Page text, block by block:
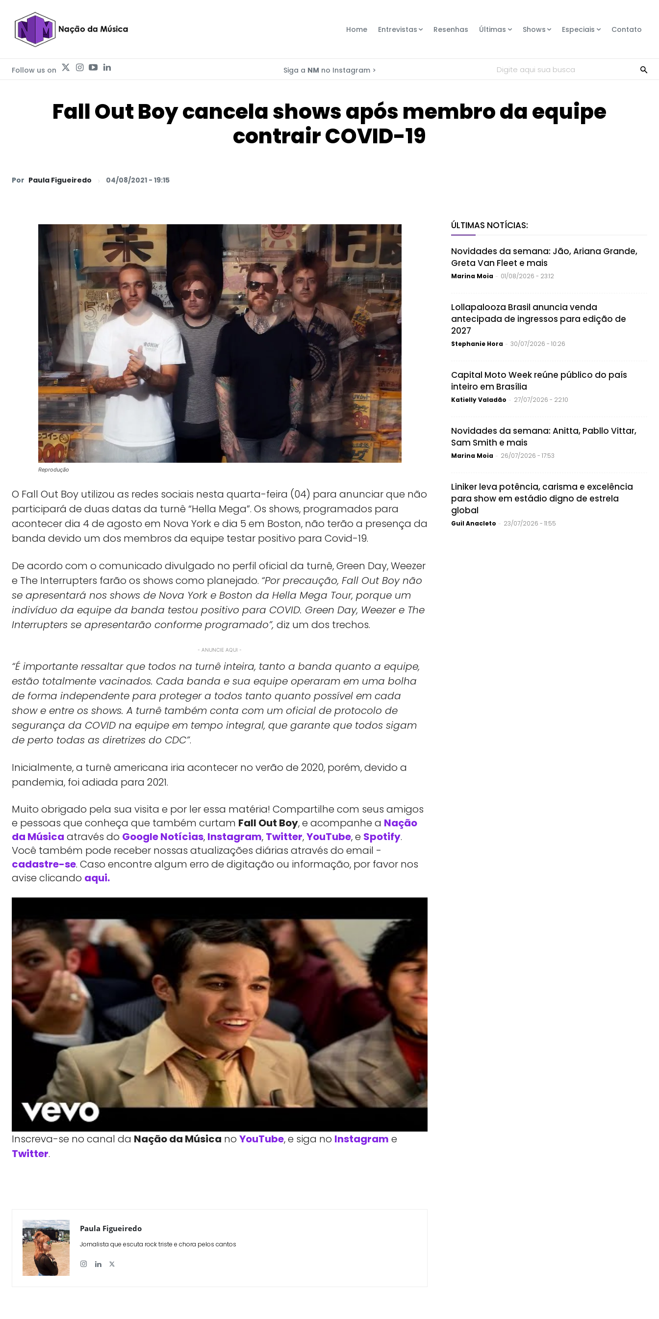
Home Entrevistas Resenhas Últimas Shows Especiais Contato
Follow us on Siga a NM no Instagram > Digite aqui sua busca
Fall Out Boy cancela shows após membro da equipe
contrair COVID-19
Por Paula Figueiredo 04/08/2021 - 19:15
Reprodução
O Fall Out Boy utilizou as redes sociais nesta quarta-feira (04) para anunciar que não
participará de duas datas da turnê “Hella Mega”. Os shows, programados para
acontecer dia 4 de agosto em Nova York e dia 5 em Boston, não terão a presença da
banda devido um dos membros da equipe testar positivo para Covid-19.
De acordo com o comunicado divulgado no perfil oficial da turnê, Green Day, Weezer
e The Interrupters farão os shows como planejado. “Por precaução, Fall Out Boy não
se apresentará nos shows de Nova York e Boston da Hella Mega Tour, porque um
indivíduo da equipe da banda testou positivo para COVID. Green Day, Weezer e The
Interrupters se apresentarão conforme programado”, diz um dos trechos.
- ANUNCIE AQUI -
“É importante ressaltar que todos na turnê inteira, tanto a banda quanto a equipe,
estão totalmente vacinados. Cada banda e sua equipe operaram em uma bolha
de forma independente para proteger a todos tanto quanto possível em cada
show e entre os shows. A turnê também conta com um oficial de protocolo de
segurança da COVID na equipe em tempo integral, que garante que todos sigam
de perto todas as diretrizes do CDC”.
Inicialmente, a turnê americana iria acontecer no verão de 2020, porém, devido a
pandemia, foi adiada para 2021.
Muito obrigado pela sua visita e por ler essa matéria! Compartilhe com seus amigos
e pessoas que conheça que também curtam Fall Out Boy, e acompanhe a Nação
da Música através do Google Notícias, Instagram, Twitter,YouTube, e Spotify.
Você também pode receber nossas atualizações diárias através do email -
cadastre-se. Caso encontre algum erro de digitação ou informação, por favor nos
avise clicando aqui.
Inscreva-se no canal da Nação da Música no YouTube, e siga no Instagram e
Twitter.
Paula Figueiredo
Jornalista que escuta rock triste e chora pelos cantos
ÚLTIMAS NOTÍCIAS:
Novidades da semana: Jão, Ariana Grande,
Greta Van Fleet e mais
Marina Moia - 01/08/2026 - 23:12
Lollapalooza Brasil anuncia venda
antecipada de ingressos para edição de
2027
Stephanie Hora - 30/07/2026 - 10:26
Capital Moto Week reúne público do país
inteiro em Brasília
Katielly Valadão - 27/07/2026 - 22:10
Novidades da semana: Anitta, Pabllo Vittar,
Sam Smith e mais
Marina Moia - 26/07/2026 - 17:53
Liniker leva potência, carisma e excelência
para show em estádio digno de estrela
global
Guil Anacleto - 23/07/2026 - 11:55